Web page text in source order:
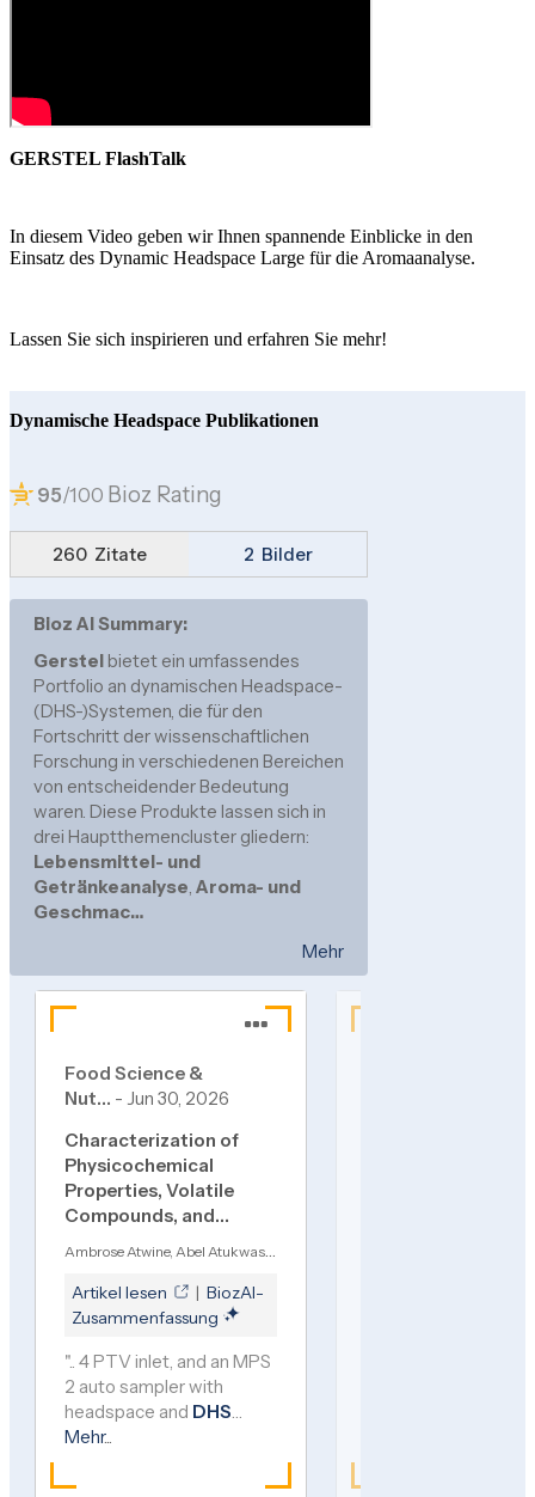
GERSTEL FlashTalk
In diesem Video geben wir Ihnen spannende Einblicke in den
Einsatz des Dynamic Headspace Large für die Aromaanalyse.
Lassen Sie sich inspirieren und erfahren Sie mehr!
Dynamische Headspace Publikationen